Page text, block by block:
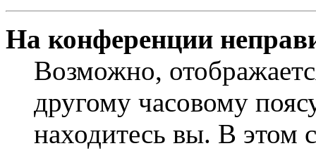
На конференции
Возможно,
другому часовому
находитесь вы. В этом